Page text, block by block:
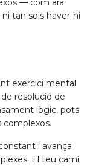
— com ara
tan sols haver-hi
exercici mental
resolució de
lògic, pots
complexos.
i avança
El teu camí